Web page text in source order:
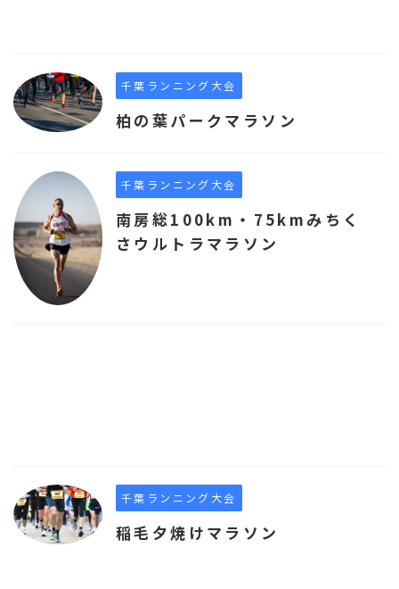
千葉ランニング大会
柏の葉パークマラソン
千葉ランニング大会
南房総100km・75kmみちく
さウルトラマラソン
千葉ランニング大会
稲毛夕焼けマラソン